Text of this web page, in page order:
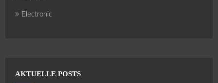
Electronic
AKTUELLE POSTS